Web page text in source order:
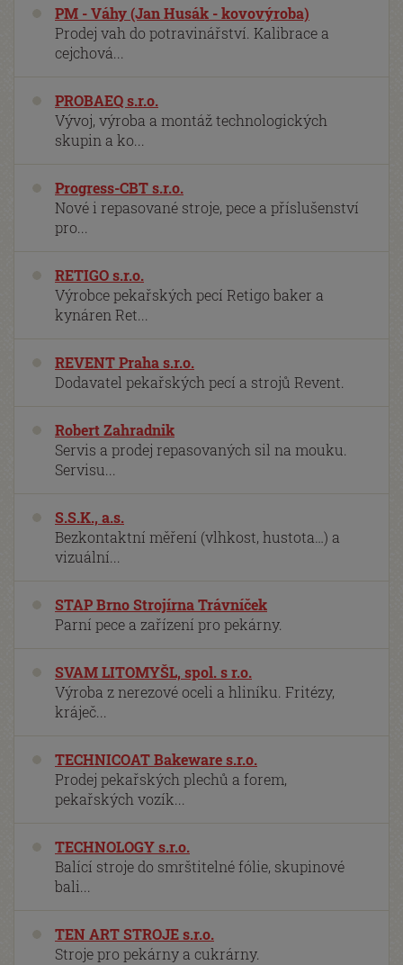
PM - Váhy (Jan Husák - kovovýroba)
Prodej vah do potravinářství. Kalibrace a
cejchová...
PROBAEQ s.r.o.
Vývoj, výroba a montáž technologických
skupin a ko...
Progress-CBT s.r.o.
Nové i repasované stroje, pece a příslušenství
pro...
RETIGO s.r.o.
Výrobce pekařských pecí Retigo baker a
kynáren Ret...
REVENT Praha s.r.o.
Dodavatel pekařských pecí a strojů Revent.
Robert Zahradnik
Servis a prodej repasovaných sil na mouku.
Servisu...
S.S.K., a.s.
Bezkontaktní měření (vlhkost, hustota…) a
vizuální...
STAP Brno Strojírna Trávníček
Parní pece a zařízení pro pekárny.
SVAM LITOMYŠL, spol. s r.o.
Výroba z nerezové oceli a hliníku. Fritézy,
kráječ...
TECHNICOAT Bakeware s.r.o.
Prodej pekařských plechů a forem,
pekařských vozík...
TECHNOLOGY s.r.o.
Balící stroje do smrštitelné fólie, skupinové
bali...
TEN ART STROJE s.r.o.
Stroje pro pekárny a cukrárny.